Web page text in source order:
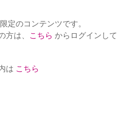
定のコンテンツです。
は、 こちら からログインして
は こちら